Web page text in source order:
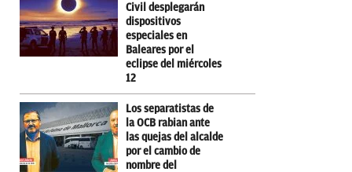
Civil desplegarán
dispositivos
especiales en
Baleares por el
eclipse del miércoles
12
Los separatistas de
la OCB rabian ante
las quejas del alcalde
por el cambio de
nombre del